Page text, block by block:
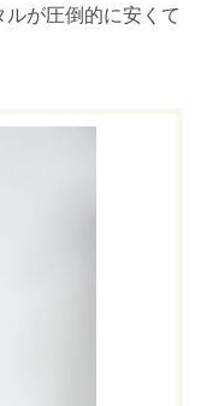
が圧倒的に安くて